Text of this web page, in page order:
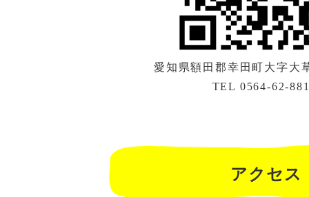
愛知県額田郡幸田町大字大
TEL 0564-62-
アクセス